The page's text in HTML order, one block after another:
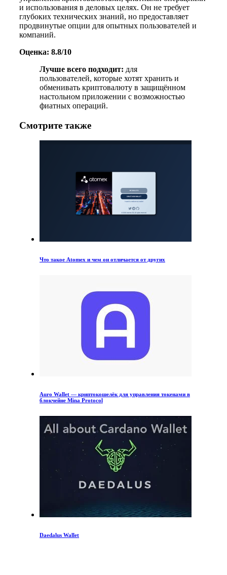
и использования в деловых целях. Он не требует
глубоких технических знаний, но предоставляет
продвинутые опции для опытных пользователей и
компаний.
Оценка: 8.8/10
Лучше всего подходит: для
пользователей, которые хотят хранить и
обменивать криптовалюту в защищённом
настольном приложении с возможностью
фиатных операций.
Смотрите также
Что такое Atomex и чем он отличается от других
Auro Wallet — криптокошелёк для управления токенами в
блокчейне Mina Protocol
Daedalus Wallet